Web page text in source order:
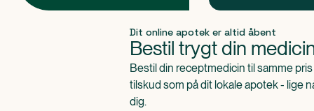
Dit online apotek er altid åbent
Bestil trygt din
Bestil din receptmedicin til samme
tilskud som på dit lokale apotek - lige
dig.